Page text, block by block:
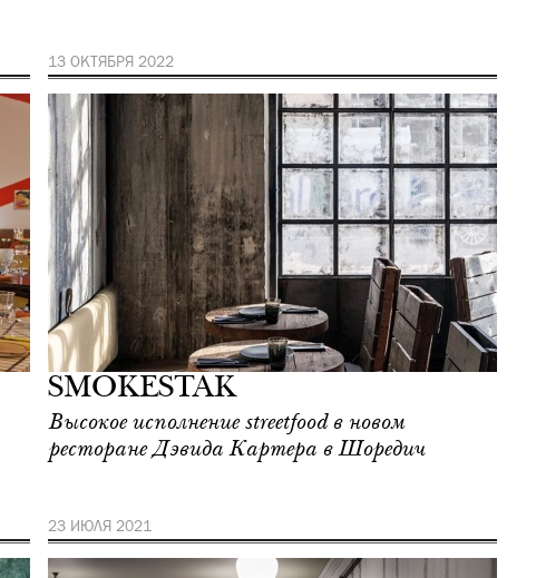
13 ОКТЯБРЯ 2022
SMOKESTAK
Высокое исполнение streetfood в новом
ресторане Дэвида Картера в Шоредич
23 ИЮЛЯ 2021